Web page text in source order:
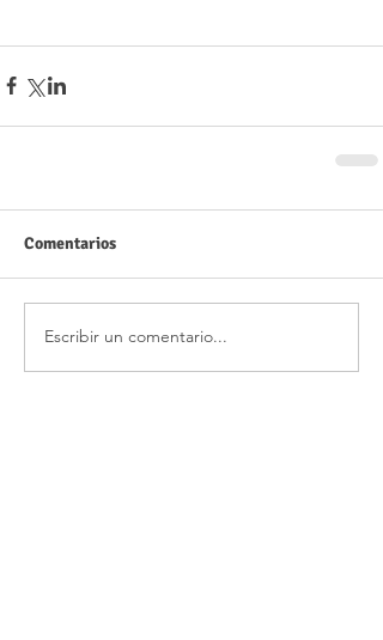
Comentarios
Escribir un comentario...